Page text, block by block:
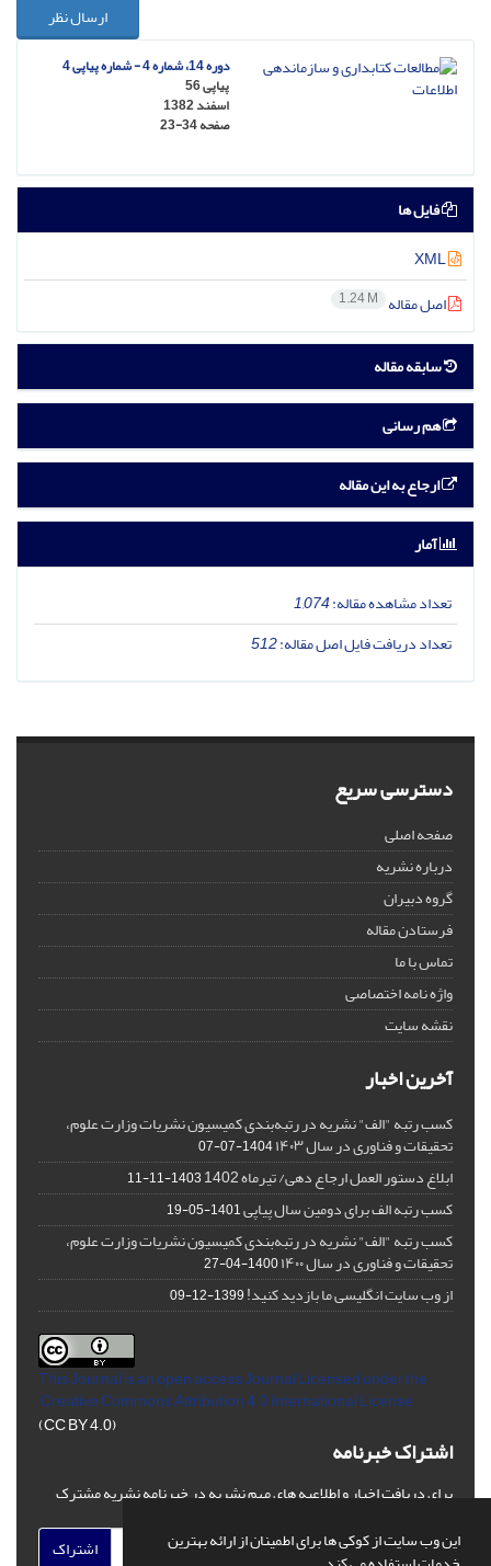
این وب سایت از کوکی ها برای اطمینان از ارائه بهترین
ارسال نظر
دوره 14، شماره 4 - شماره پیاپی 4
پیاپی 56
اسفند 1382
صفحه23-34
فایل ها
اصل مقاله 1.24 M
سابقه مقاله
هم رسانی
ارجاع به این مقاله
آمار
تعداد مشاهده مقاله:1,074
تعداد دریافت فایل اصل مقاله:512
دسترسی سریع
صفحه اصلی
درباره نشریه
گروه دبیران
فرستادن مقاله
تماس با ما
واژه نامه اختصاصی
نقشه سایت
آخرین اخبار
کسب رتبه "الف" نشریه در رتبه‌بندی کمیسیون نشریات وزارت علوم،
تحقیقات و فناوری در سال ۱۴۰۳ 1404-07-07
ابلاغ دستور العمل ارجاع دهی/ تیرماه 1402 1403-11-11
کسب رتبه الف برای دومین سال پیاپی1401-05-19
کسب رتبه "الف" نشریه در رتبه‌بندی کمیسیون نشریات وزارت علوم،
تحقیقات و فناوری در سال ۱۴۰۰ 1400-04-27
از وب سایت انگلیسی ما بازدید کنید!1399-12-09
This Journal is an open access Journal Licensedunder the
Creative Commons Attribution 4.0 International License
(CC BY 4.0)
اشتراک خبرنامه
برای دریافت اخبار و اطلاعیه های مهم نشریه در خبرنامه نشریه مشترک
اشتراک